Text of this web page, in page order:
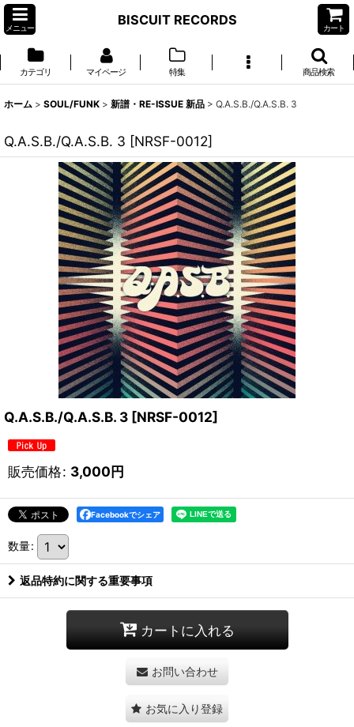
メニュー
BISCUIT RECORDS
カート
カテゴリ マイページ 特集 商品検索
ホーム > SOUL/FUNK > 新譜・RE-ISSUE 新品 > Q.A.S.B./Q.A.S.B. 3
Q.A.S.B./Q.A.S.B. 3 [NRSF-0012]
Q.A.S.B./Q.A.S.B. 3 [NRSF-0012]
販売価格: 3,000円
Facebookでシェア
数量:
返品特約に関する重要事項
カートに入れる
お問い合わせ
お気に入り登録